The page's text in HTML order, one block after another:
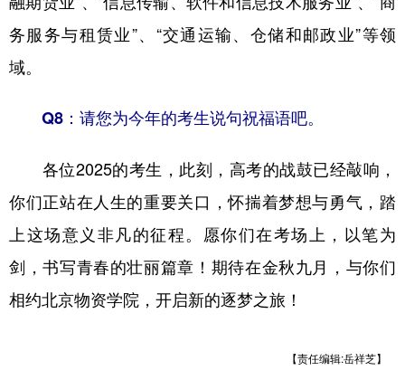
务服务与租赁业”、“交通运输、仓储和邮政业”等领
域。
Q8：请您为今年的考生说句祝福语吧。
各位2025的考生，此刻，高考的战鼓已经敲响，
你们正站在人生的重要关口，怀揣着梦想与勇气，踏
上这场意义非凡的征程。愿你们在考场上，以笔为
剑，书写青春的壮丽篇章！期待在金秋九月，与你们
相约北京物资学院，开启新的逐梦之旅！
【责任编辑:岳祥芝】